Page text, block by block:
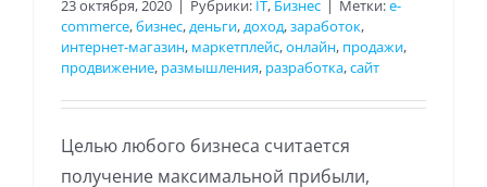
23 октября, 2020 | Рубрики: IT, Бизнес | Метки:e-
commerce,бизнес,деньги,доход,заработок,
интернет-магазин, маркетплейс,онлайн, продажи,
продвижение, размышления, разработка,сайт
Целью любого бизнеса считается
получение максимальной прибыли,